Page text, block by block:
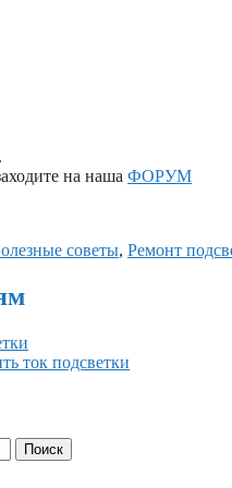
на наша ФОРУМ
советы, Ремонт
ток подсветки